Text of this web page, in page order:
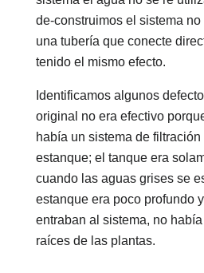
de-construimos el sistema
una tubería que conecte
tenido el mismo efecto.
Identificamos algunos
original no era efectivo
había un sistema de
estanque; el tanque era
cuando las aguas grises se
estanque era poco profundo
entraban al sistema, no
raíces de las plantas.